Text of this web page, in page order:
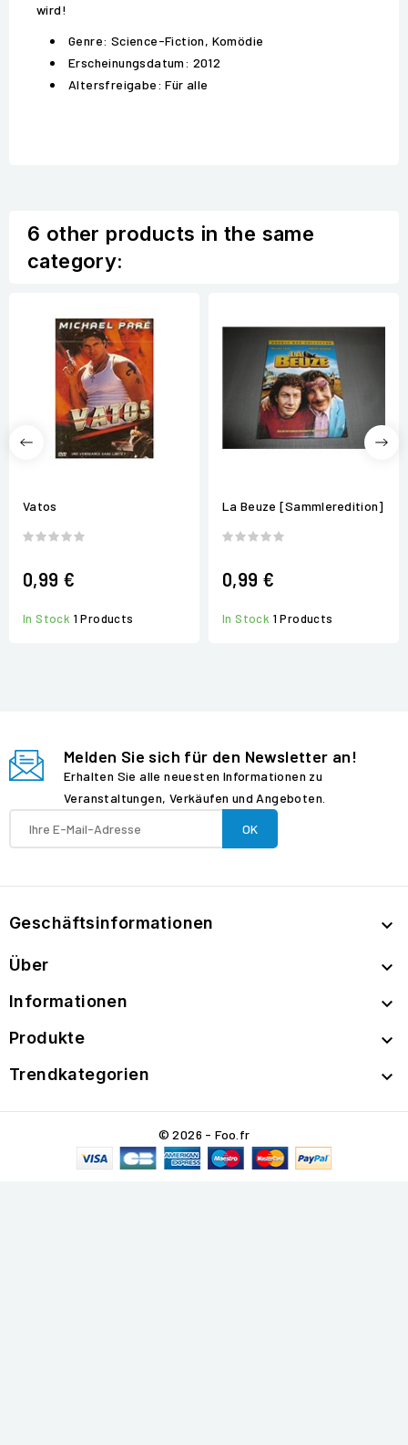
wird!
Genre: Science-Fiction, Komödie
Erscheinungsdatum: 2012
Altersfreigabe: Für alle
6 other products in the same
category:
Vatos
0,99 €
In Stock 1 Products
La Beuze [Sammleredition]
0,99 €
In Stock 1 Products
Melden Sie sich für den Newsletter an!
Erhalten Sie alle neuesten Informationen zu
Veranstaltungen, Verkäufen und Angeboten.
Geschäftsinformationen 
Über 
Informationen 
Produkte 
Trendkategorien 
© 2026 - Foo.fr